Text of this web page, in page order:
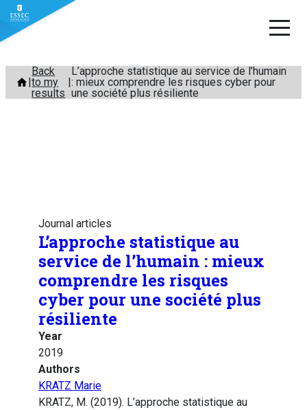
Skip
content
Back
to my
results
L’approche statistique au service de l’humain
: mieux comprendre les risques cyber pour
une société plus résiliente
Journal articles
L’approche statistique au
service de l’humain : mieux
comprendre les risques
cyber pour une société plus
résiliente
Year
2019
Authors
KRATZ Marie
KRATZ, M. (2019). L’approche statistique au